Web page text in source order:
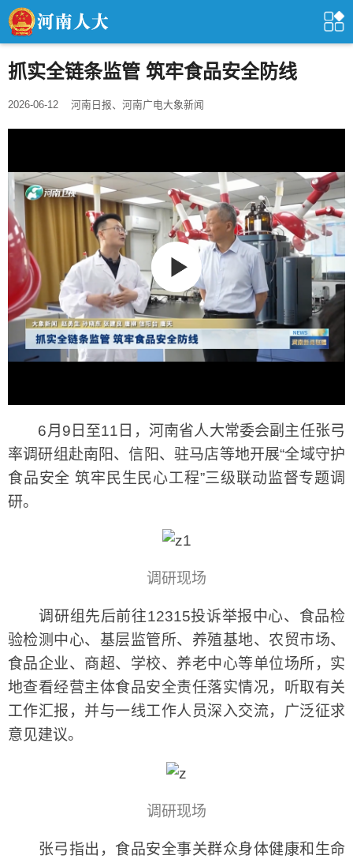
抓实全链条监管 筑牢食品安全防线
2026-06-12 河南日报、河南广电大象新闻
6月9日至11日，河南省人大常委会副主任张弓
率调研组赴南阳、信阳、驻马店等地开展“全域守护
食品安全 筑牢民生民心工程”三级联动监督专题调
研。
调研现场
调研组先后前往12315投诉举报中心、食品检
验检测中心、基层监管所、养殖基地、农贸市场、
食品企业、商超、学校、养老中心等单位场所，实
地查看经营主体食品安全责任落实情况，听取有关
工作汇报，并与一线工作人员深入交流，广泛征求
意见建议。
调研现场
张弓指出，食品安全事关群众身体健康和生命